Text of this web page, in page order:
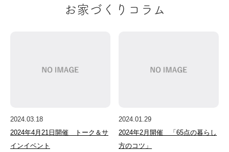
お家づくりコラム
2024.03.18
2024年4月21日開催 トーク＆サ
インイベント
2024.01.29
2024年2月開催 「65点の暮らし
方のコツ」